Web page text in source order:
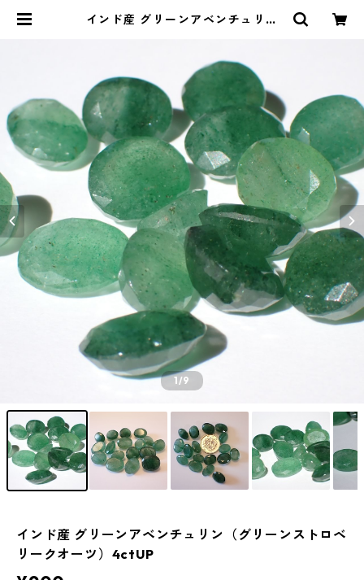
インド産 グリーンアベンチュリン
1/9
インド産 グリーンアベンチュリン（グリーンストロベ
リークオーツ）4ctUP